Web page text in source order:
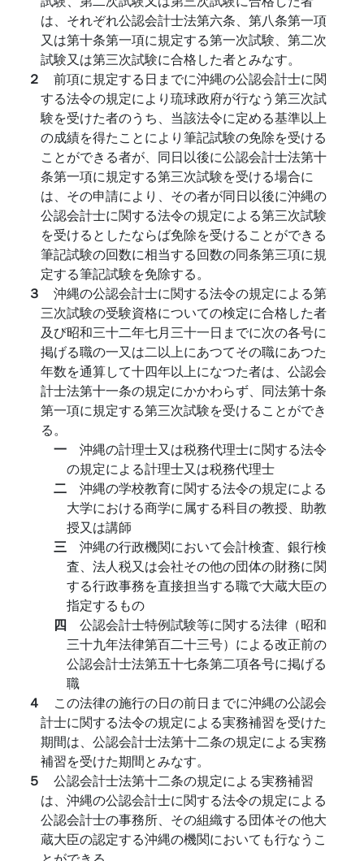
は、それぞれ公認会計士法第六条、第八条第一項
又は第十条第一項に規定する第一次試験、第二次
試験又は第三次試験に合格した者とみなす。
２ 前項に規定する日までに沖縄の公認会計士に関
する法令の規定により琉球政府が行なう第三次試
験を受けた者のうち、当該法令に定める基準以上
の成績を得たことにより筆記試験の免除を受ける
ことができる者が、同日以後に公認会計士法第十
条第一項に規定する第三次試験を受ける場合に
は、その申請により、その者が同日以後に沖縄の
公認会計士に関する法令の規定による第三次試験
を受けるとしたならば免除を受けることができる
筆記試験の回数に相当する回数の同条第三項に規
定する筆記試験を免除する。
３ 沖縄の公認会計士に関する法令の規定による第
三次試験の受験資格についての検定に合格した者
及び昭和三十二年七月三十一日までに次の各号に
掲げる職の一又は二以上にあつてその職にあつた
年数を通算して十四年以上になつた者は、公認会
計士法第十一条の規定にかかわらず、同法第十条
第一項に規定する第三次試験を受けることができ
る。
一 沖縄の計理士又は税務代理士に関する法令
の規定による計理士又は税務代理士
二 沖縄の学校教育に関する法令の規定による
大学における商学に属する科目の教授、助教
授又は講師
三 沖縄の行政機関において会計検査、銀行検
査、法人税又は会社その他の団体の財務に関
する行政事務を直接担当する職で大蔵大臣の
指定するもの
四 公認会計士特例試験等に関する法律（昭和
三十九年法律第百二十三号）による改正前の
公認会計士法第五十七条第二項各号に掲げる
職
４ この法律の施行の日の前日までに沖縄の公認会
計士に関する法令の規定による実務補習を受けた
期間は、公認会計士法第十二条の規定による実務
補習を受けた期間とみなす。
５ 公認会計士法第十二条の規定による実務補習
は、沖縄の公認会計士に関する法令の規定による
公認会計士の事務所、その組織する団体その他大
蔵大臣の認定する沖縄の機関においても行なうこ